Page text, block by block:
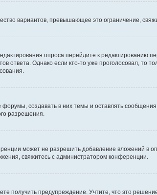
вариантов, превышающее это ограничение,
опроса перейдите к редактированию
ответа. Однако если кто-то уже проголосовал, то
создавать в них темы и оставлять
разрешения.
может не разрешить добавление вложений в
свяжитесь с администратором конференции.
получить предупреждение. Учтите, что это